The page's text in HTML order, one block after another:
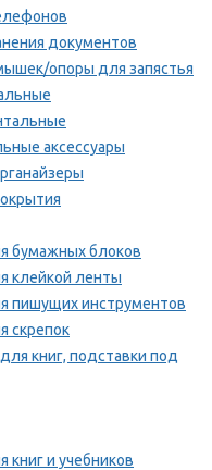
документов
опоры для запястья
аксессуары
бумажных блоков
клейкой ленты
пишущих инструментов
скрепок
книг, подставки под
книг и учебников